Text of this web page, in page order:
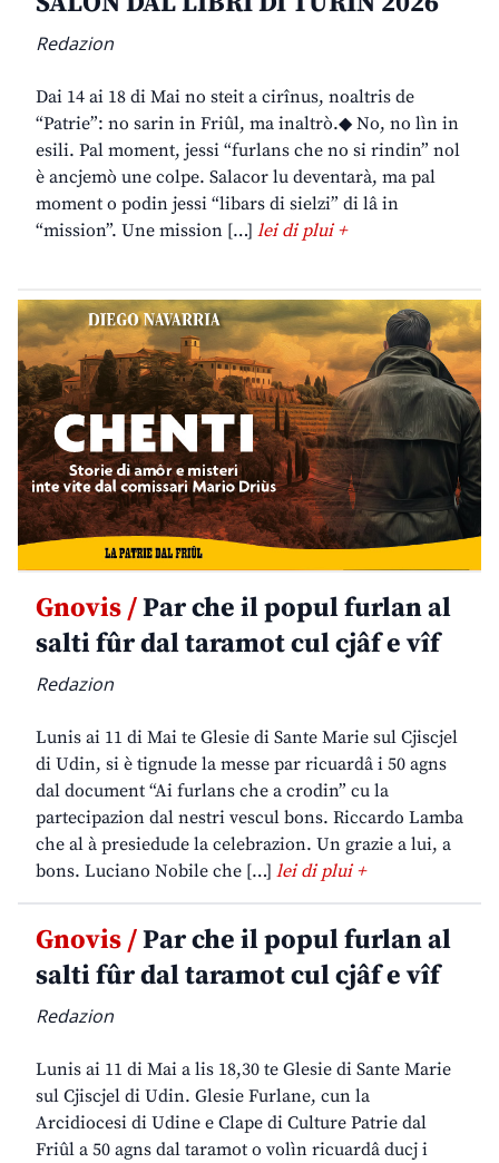
Redazion
Dai 14 ai 18 di Mai no steit a cirînus, noaltris de
“Patrie”: no sarin in Friûl, ma inaltrò.◆ No, no lìn in
esili. Pal moment, jessi “furlans che no si rindin” nol
è ancjemò une colpe. Salacor lu deventarà, ma pal
moment o podin jessi “libars di sielzi” di lâ in
“mission”. Une mission […] lei di plui +
Gnovis /Par che il popul furlan al
salti fûr dal taramot cul cjâf e vîf
Redazion
Lunis ai 11 di Mai te Glesie di Sante Marie sul Cjiscjel
di Udin, si è tignude la messe par ricuardâ i 50 agns
dal document “Ai furlans che a crodin” cu la
partecipazion dal nestri vescul bons. Riccardo Lamba
che al à presiedude la celebrazion. Un grazie a lui, a
bons. Luciano Nobile che […] lei di plui +
Gnovis /Par che il popul furlan al
salti fûr dal taramot cul cjâf e vîf
Redazion
Lunis ai 11 di Mai a lis 18,30 te Glesie di Sante Marie
sul Cjiscjel di Udin. Glesie Furlane, cun la
Arcidiocesi di Udine e Clape di Culture Patrie dal
Friûl a 50 agns dal taramot o volìn ricuardâ ducj i